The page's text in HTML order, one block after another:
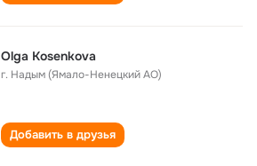
Olga Kosenkova
г. Надым (Ямало-Ненецкий АО)
Добавить в друзья